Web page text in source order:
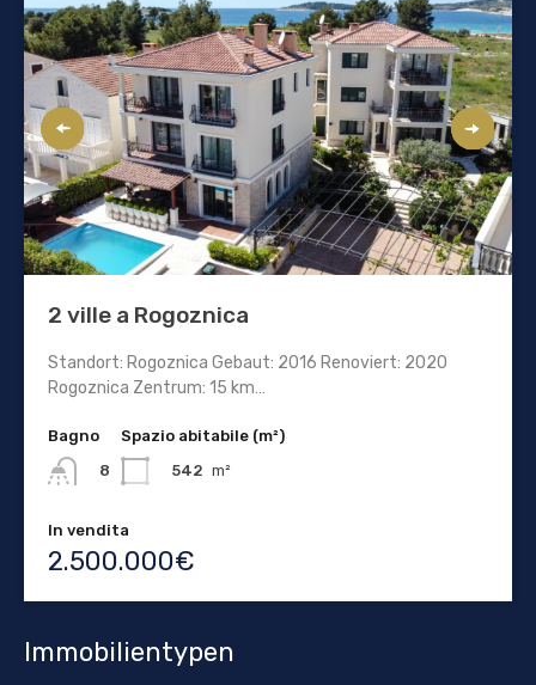
2 ville a Rogoznica
Standort: Rogoznica Gebaut: 2016 Renoviert: 2020
Rogoznica Zentrum: 15 km…
Bagno
8
Spazio abitabile (m²)
542 m²
In vendita
2.500.000€
Immobilientypen